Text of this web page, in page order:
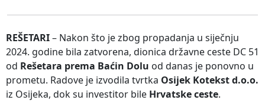
REŠETARI– Nakon što je zbog propadanja u siječnju
2024. godine bila zatvorena, dionica državne ceste DC 51
od Rešetara prema Baćin Dolu od danas je ponovno u
prometu. Radove je izvodila tvrtka Osijek Kotekst d.o.o.
iz Osijeka, dok su investitor bile Hrvatske ceste.